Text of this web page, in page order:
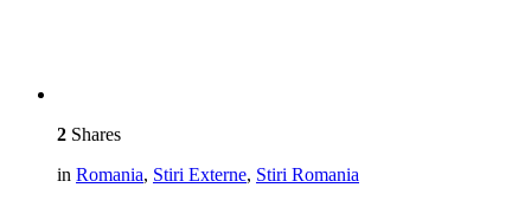
2 Shares
in Romania, Stiri Externe, Stiri Romania